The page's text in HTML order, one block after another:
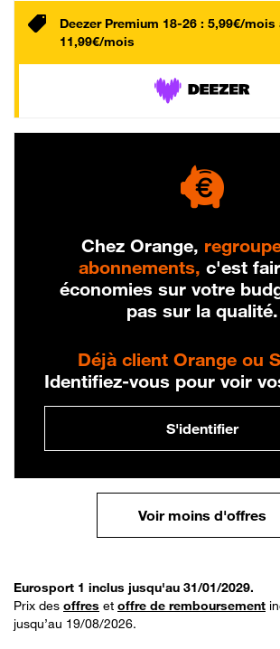
Deezer Premium 18-26 : 5,99€/mois
11,99€/mois
Chez Orange,
abonnements, c'est
économies sur votre
pas sur la qualité.
Déjà client Orange ou
Identifiez-vous pour voir
S'identifier
Voir moins d'offres
Eurosport 1 inclus jusqu'au 31/01/2029.
Prix des offres et offre de remboursement
jusqu’au 19/08/2026.